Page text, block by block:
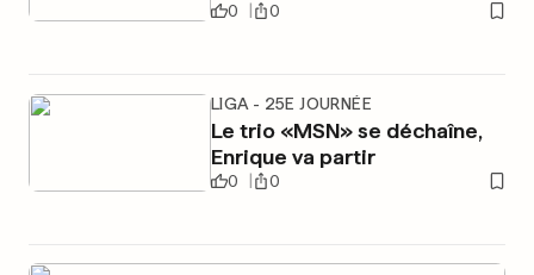
0 0
LIGA - 25E JOURNÉE
Le trio «MSN» se déchaîne,
Enrique va partir
0 0